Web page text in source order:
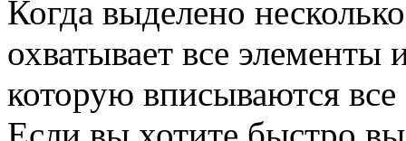
Когда выделено
охватывает все элементы
которую вписываются